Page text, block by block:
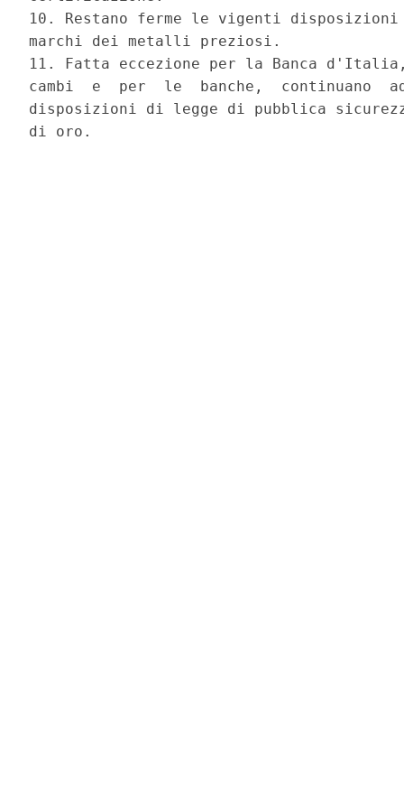
10. Restano ferme le vigenti
marchi dei metalli preziosi.
11. Fatta eccezione per la Banca
cambi  e  per  le  banche,  continuano
disposizioni di legge di pubblica